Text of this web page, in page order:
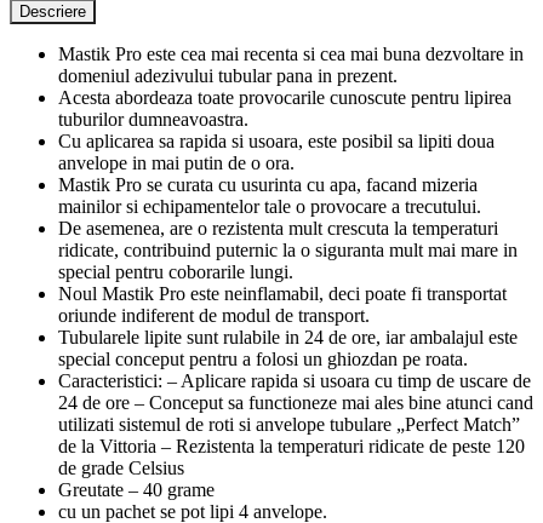
Descriere
Mastik Pro este cea mai recenta si cea mai buna dezvoltare in
domeniul adezivului tubular pana in prezent.
Acesta abordeaza toate provocarile cunoscute pentru lipirea
tuburilor dumneavoastra.
Cu aplicarea sa rapida si usoara, este posibil sa lipiti doua
anvelope in mai putin de o ora.
Mastik Pro se curata cu usurinta cu apa, facand mizeria
mainilor si echipamentelor tale o provocare a trecutului.
De asemenea, are o rezistenta mult crescuta la temperaturi
ridicate, contribuind puternic la o siguranta mult mai mare in
special pentru coborarile lungi.
Noul Mastik Pro este neinflamabil, deci poate fi transportat
oriunde indiferent de modul de transport.
Tubularele lipite sunt rulabile in 24 de ore, iar ambalajul este
special conceput pentru a folosi un ghiozdan pe roata.
Caracteristici: – Aplicare rapida si usoara cu timp de uscare de
24 de ore – Conceput sa functioneze mai ales bine atunci cand
utilizati sistemul de roti si anvelope tubulare „Perfect Match”
de la Vittoria – Rezistenta la temperaturi ridicate de peste 120
de grade Celsius
Greutate – 40 grame
cu un pachet se pot lipi 4 anvelope.